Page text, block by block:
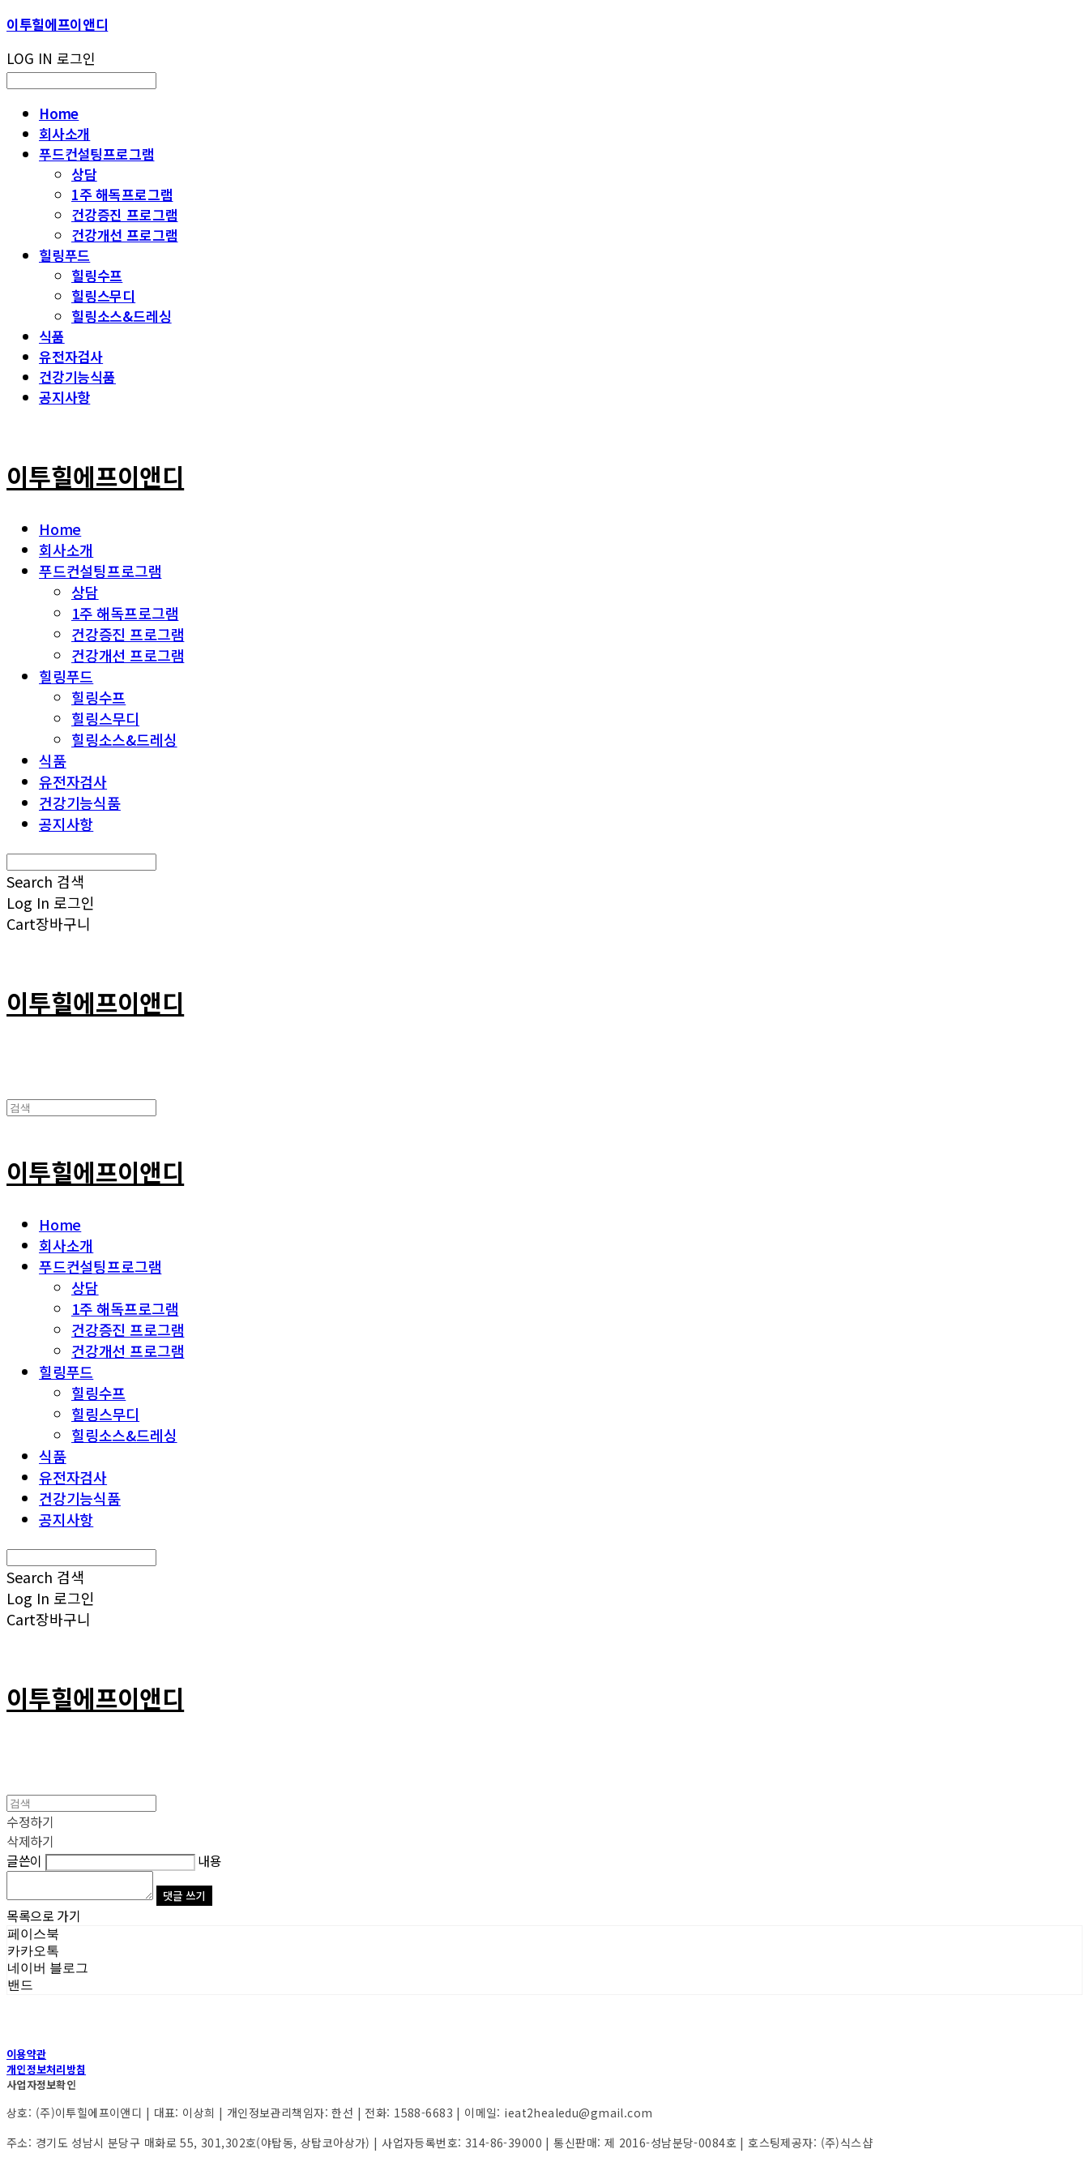
이투힐에프이앤디
LOG IN 로그인
Home
회사소개
푸드컨설팅프로그램
상담
1주 해독프로그램
건강증진 프로그램
건강개선 프로그램
힐링푸드
힐링수프
힐링스무디
힐링소스&드레싱
식품
유전자검사
건강기능식품
공지사항
이투힐에프이앤디
Home
회사소개
푸드컨설팅프로그램
상담
1주 해독프로그램
건강증진 프로그램
건강개선 프로그램
힐링푸드
힐링수프
힐링스무디
힐링소스&드레싱
식품
유전자검사
건강기능식품
공지사항
Search 검색
Log In 로그인
Cart장바구니
이투힐에프이앤디
이투힐에프이앤디
Home
회사소개
푸드컨설팅프로그램
상담
1주 해독프로그램
건강증진 프로그램
건강개선 프로그램
힐링푸드
힐링수프
힐링스무디
힐링소스&드레싱
식품
유전자검사
건강기능식품
공지사항
Search 검색
Log In 로그인
Cart장바구니
이투힐에프이앤디
수정하기
삭제하기
글쓴이
내용
댓글 쓰기
목록으로 가기
페이스북
카카오톡
네이버 블로그
밴드
이용약관
개인정보처리방침
사업자정보확인
상호: (주)이투힐에프이앤디 | 대표: 이상희 | 개인정보관리책임자: 한선 | 전화: 1588-6683 | 이메일: ieat2healedu@gmail.com
주소: 경기도 성남시 분당구 매화로 55, 301,302호(야탑동, 상탑코아상가) | 사업자등록번호: 314-86-39000 | 통신판매: 제 2016-성남분당-0084호 | 호스팅제공자: (주)식스샵